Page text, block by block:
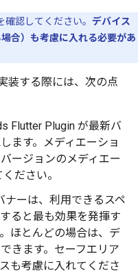
認してください。 デバイス
合）も考慮に入れる必要があ
装する際には、次の点
Flutter Plugin が最新バ
ます。メディエーショ
ージョンのメディエー
ださい。
ナーは、利用できるスペ
ると最も効果を発揮す
ほとんどの場合は、デ
きます。セーフエリア
も考慮に入れてくださ